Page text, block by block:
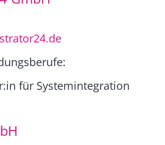
für Systemintegration